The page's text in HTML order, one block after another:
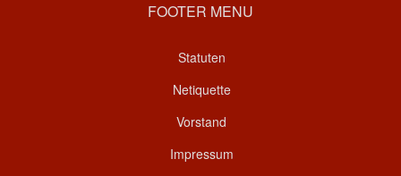
FOOTER MENU
Statuten
Netiquette
Vorstand
Impressum